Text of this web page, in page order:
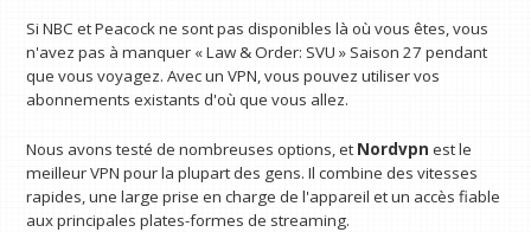
Si NBC et Peacock ne sont pas disponibles là où vous êtes, vous
n'avez pas à manquer « Law & Order: SVU » Saison 27 pendant
que vous voyagez. Avec un VPN, vous pouvez utiliser vos
abonnements existants d'où que vous allez.
Nous avons testé de nombreuses options, et Nordvpn est le
meilleur VPN pour la plupart des gens. Il combine des vitesses
rapides, une large prise en charge de l'appareil et un accès fiable
aux principales plates-formes de streaming.